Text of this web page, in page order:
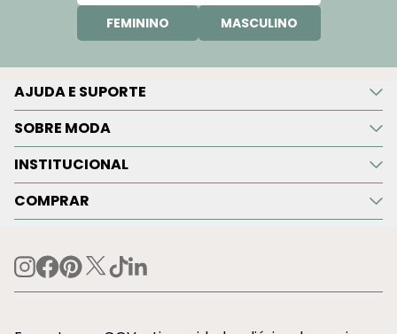
FEMININO MASCULINO
AJUDA E SUPORTE
SOBRE MODA
INSTITUCIONAL
COMPRAR